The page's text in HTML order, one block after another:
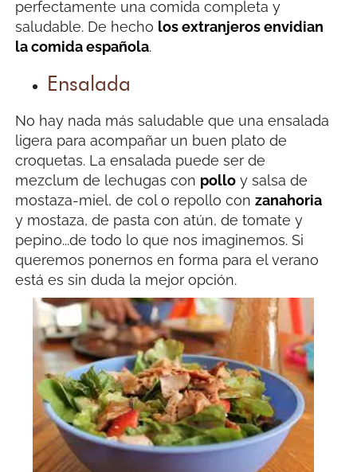
perfectamente una comida completa y
saludable. De hecho los extranjeros envidian
la comida española.
Ensalada
No hay nada más saludable que una ensalada
ligera para acompañar un buen plato de
croquetas. La ensalada puede ser de
mezclum de lechugas con pollo y salsa de
mostaza-miel, de col o repollo conzanahoria
y mostaza, de pasta con atún, de tomate y
pepino...de todo lo que nos imaginemos. Si
queremos ponernos en forma para el verano
está es sin duda la mejor opción.